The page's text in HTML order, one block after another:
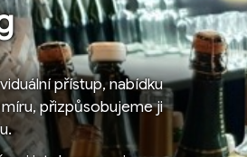
přístup, nabídku
přizpůsobujeme ji